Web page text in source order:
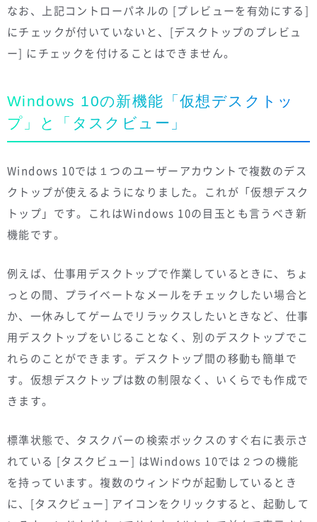
なお、上記コントローパネルの [プレビューを有効にする]
にチェックが付いていないと、[デスクトップのプレビュ
ー] にチェックを付けることはできません。
Windows 10の新機能「仮想デスクトッ
プ」と「タスクビュー」
Windows 10では１つのユーザーアカウントで複数のデス
クトップが使えるようになりました。これが「仮想デスク
トップ」です。これはWindows 10の目玉とも言うべき新
機能です。
例えば、仕事用デスクトップで作業しているときに、ちょ
っとの間、プライベートなメールをチェックしたい場合と
か、一休みしてゲームでリラックスしたいときなど、仕事
用デスクトップをいじることなく、別のデスクトップでこ
れらのことができます。デスクトップ間の移動も簡単で
す。仮想デスクトップは数の制限なく、いくらでも作成で
きます。
標準状態で、タスクバーの検索ボックスのすぐ右に表示さ
れている [タスクビュー] はWindows 10では２つの機能
を持っています。複数のウィンドウが起動しているとき
に、[タスクビュー] アイコンをクリックすると、起動して